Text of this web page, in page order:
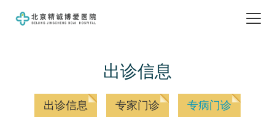
出诊信息
出诊信息 专家门诊 专病门诊